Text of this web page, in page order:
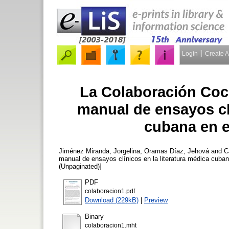
Login Create
La Colaboración
manual de ensayos
cubana en
Jiménez Miranda, Jorgelina Oramas Díaz, Jehová and
manual de ensayos clínicos en la literatura médica
(Unpaginated)]
PDF
colaboracion1.pdf
Download (229kB) | Preview
Binary
colaboracion1.mht